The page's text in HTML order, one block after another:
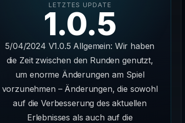
LETZTES UPDATE
1.0.5
5/04/2024 V1.0.5 Allgemein: Wir haben
die Zeit zwischen den Runden genutzt,
um enorme Änderungen am Spiel
vorzunehmen – Änderungen, die sowohl
auf die Verbesserung des aktuellen
Erlebnisses als auch auf die